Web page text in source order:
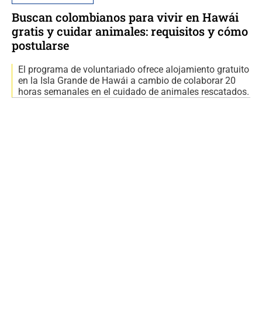
Buscan colombianos para vivir en Hawái
gratis y cuidar animales: requisitos y cómo
postularse
El programa de voluntariado ofrece alojamiento gratuito
en la Isla Grande de Hawái a cambio de colaborar 20
horas semanales en el cuidado de animales rescatados.